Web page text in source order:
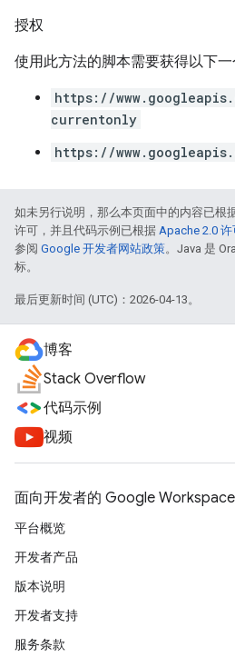
授权
使用此方法的脚本需要获得以下
https://
currentonly
https://
如未另行说明，那么本页面中的内容已根
许可，并且代码示例已根据 Apache 2.0 许
参阅 Google 开发者网站政策。Java 是
标。
最后更新时间 (UTC)：2026-04-13。
博客
Stack Overflow
代码示例
视频
面向开发者的 Google Workspace
平台概览
开发者产品
版本说明
开发者支持
服务条款